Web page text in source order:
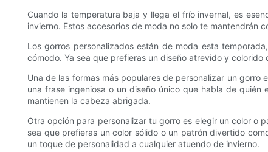
Cuando la temperatura baja y llega el frío invernal, es
invierno. Estos accesorios de moda no solo te mantendrán
Los gorros personalizados están de moda esta
cómodo. Ya sea que prefieras un diseño atrevido y
Una de las formas más populares de personalizar un
una frase ingeniosa o un diseño único que habla de
mantienen la cabeza abrigada.
Otra opción para personalizar tu gorro es elegir un color o
sea que prefieras un color sólido o un patrón divertido
un toque de personalidad a cualquier atuendo de invierno.